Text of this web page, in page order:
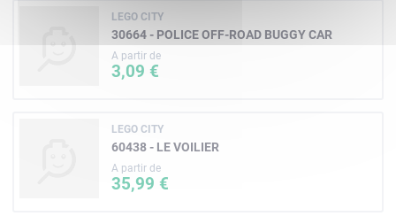
LEGO CITY
30664 - POLICE OFF-ROAD BUGGY CAR
A partir de
3,09 €
LEGO CITY
60438 - LE VOILIER
A partir de
35,99 €